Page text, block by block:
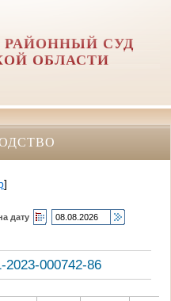
СУД
ОБЛАСТИ
]
дату
000742-86